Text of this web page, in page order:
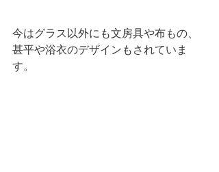
今はグラス以外にも文房具や布もの、
甚平や浴衣のデザインもされていま
す。